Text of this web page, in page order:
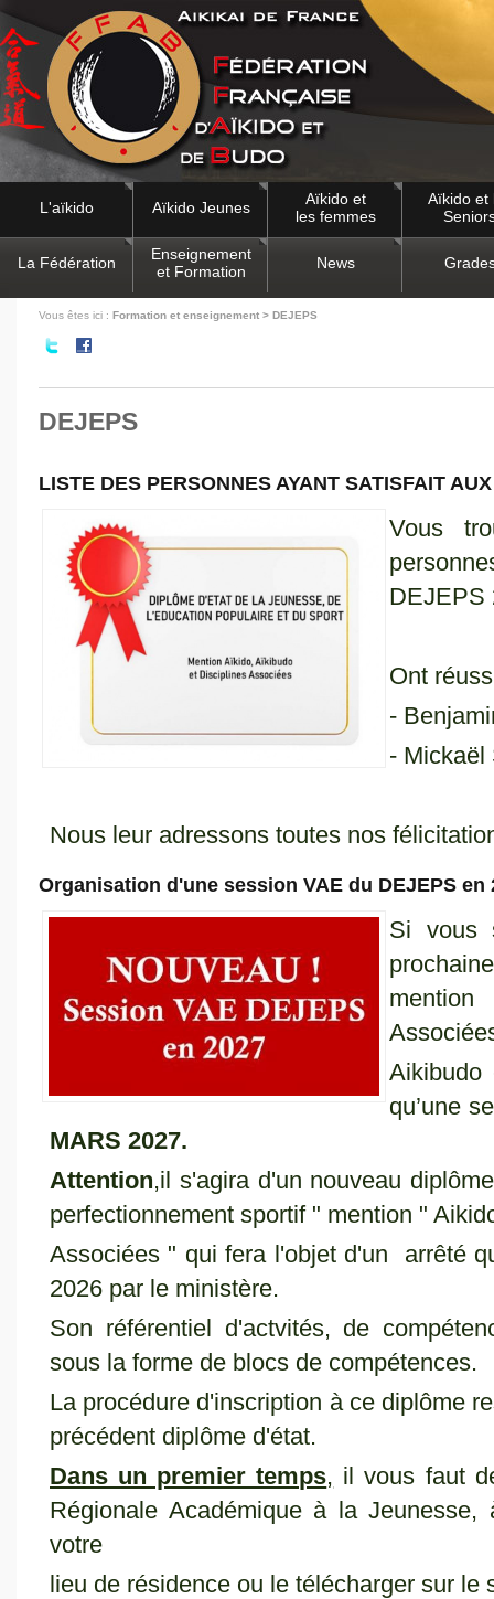
L'aïkido Aïkido Jeunes
Aïkido et
les femmes
Aïkido et
La Fédération
Enseignement
et Formation
News
Vous êtes ici : Formation et enseignement > DEJEPS
DEJEPS
LISTE DES PERSONNES AYANT SATISFAIT
Vous
DEJEPS
Ont
-
- Mickaël
Nous leur adressons toutes nos
Organisation d'une session VAE du DEJEPS en
Si vous
Aikibudo
qu’une
MARS 2027.
Attention,il s'agira d'un nouveau
perfectionnement sportif " mention "
Associées " qui fera l'objet d'un arrêté
2026 par le ministère.
Son référentiel d'actvités, de
sous la forme de blocs de compétences.
La procédure d'inscription à ce diplôme
précédent diplôme d'état.
Dans un premier temps, il vous faut
Régionale Académique à la
votre
lieu de résidence ou le télécharger sur le